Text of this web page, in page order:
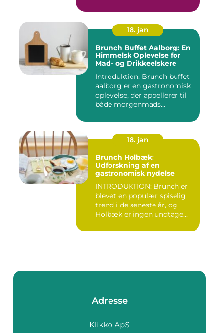
18. jan
Brunch Buffet Aalborg: En
Himmelsk Oplevelse for
Mad- og Drikkeelskere
Introduktion: Brunch buffet
aalborg er en gastronomisk
oplevelse, der appellerer til
både morgenmads...
18. jan
Brunch Holbæk:
Udforskning af en
gastronomisk nydelse
INTRODUKTION: Brunch er
blevet en populær spiselig
trend i de seneste år, og
Holbæk er ingen undtage...
Adresse